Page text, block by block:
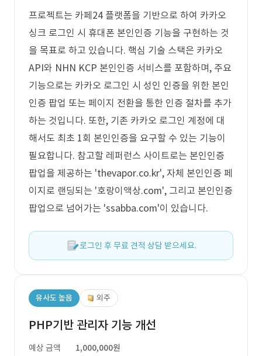
프로젝트는 카페24 플랫폼을 기반으로 하여 카카오
싱크 로그인 시 휴대폰 본인인증 기능을 구현하는 것
을 목표로 하고 있습니다. 핵심 기술 스택은 카카오
API와 NHN KCP 본인인증 서비스를 포함하며, 주요
기능으로는 카카오 로그인 시 성인 인증을 위한 본인
인증 팝업 또는 페이지 전환을 통한 인증 절차를 추가
하는 것입니다. 또한, 기존 카카오 로그인 계정에 대
해서도 최초 1회 본인인증을 요구할 수 있는 기능이
필요합니다. 참고할 레퍼런스 사이트로는 본인인증
팝업을 제공하는 'thevapor.co.kr', 자체 본인인증 페
이지로 랜딩되는 '호랑이액상.com', 그리고 본인인증
팝업으로 넘어가는 'ssabba.com'이 있습니다.
로그인 후 무료 견적 상담 받으세요.
유사도 높음 외주
PHP기반 관리자 기능 개선
예상 금액
1,000,000원